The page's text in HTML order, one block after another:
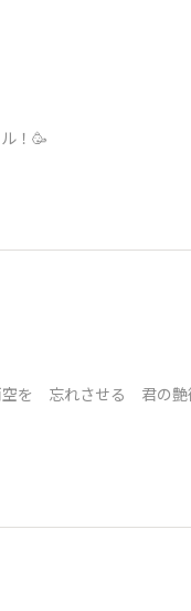
！🥳
雨空を 忘れさせる 君